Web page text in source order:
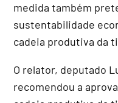
medida também
sustentabilidade
cadeia produtiva da
O relator, deputado
recomendou a